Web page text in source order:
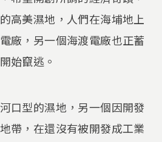
高美濕地，人們在海埔地上
廠，另一個海渡電廠也正蓄
始竄逃。
口型的濕地，另一個因開發
帶，在還沒有被開發成工業